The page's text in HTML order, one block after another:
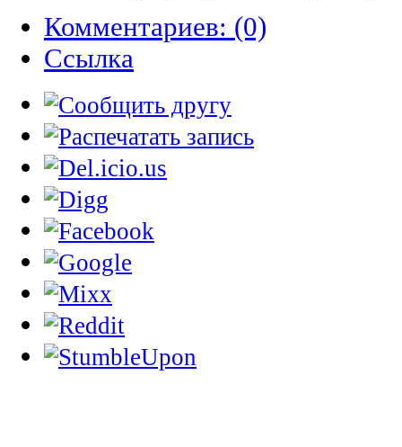
Комментариев: (0)
Cсылка